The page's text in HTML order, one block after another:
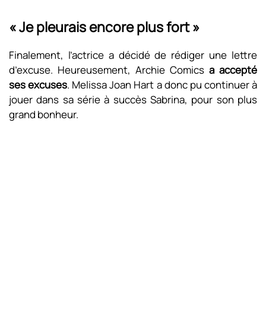
« Je pleurais encore plus fort »
Finalement, l’actrice a décidé de rédiger une lettre
d’excuse. Heureusement, Archie Comics a accepté
ses excuses. Melissa Joan Hart a donc pu continuer à
jouer dans sa série à succès Sabrina, pour son plus
grand bonheur.